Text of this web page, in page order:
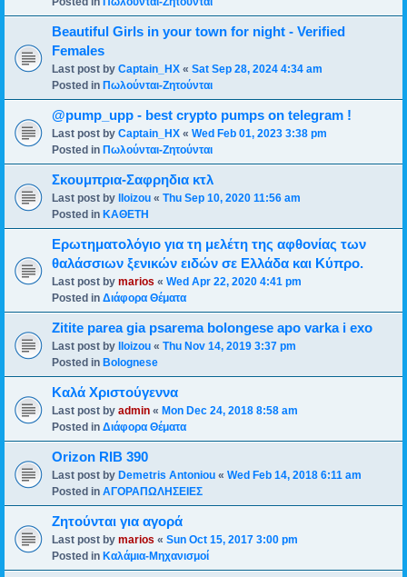
Beautiful Girls in your town for night - Verified
Females
Last post by Captain_HX « Sat Sep 28, 2024 4:34 am
Posted in Πωλούνται-Ζητούνται
@pump_upp - best crypto pumps on telegram !
Last post by Captain_HX « Wed Feb 01, 2023 3:38 pm
Posted in Πωλούνται-Ζητούνται
Σκουμπρια-Σαφρηδια κτλ
Last post by lloizou « Thu Sep 10, 2020 11:56 am
Posted in ΚΑΘΕΤΗ
Ερωτηματολόγιο για τη μελέτη της αφθονίας των
θαλάσσιων ξενικών ειδών σε Ελλάδα και Κύπρο.
Last post by marios « Wed Apr 22, 2020 4:41 pm
Posted in Διάφορα Θέματα
Zitite parea gia psarema bolongese apo varka i exo
Last post by lloizou « Thu Nov 14, 2019 3:37 pm
Posted in Bolognese
Καλά Χριστούγεννα
Last post by admin « Mon Dec 24, 2018 8:58 am
Posted in Διάφορα Θέματα
Orizon RIB 390
Last post by Demetris Antoniou « Wed Feb 14, 2018 6:11 am
Posted in ΑΓΟΡΑΠΩΛΗΣΕΙΕΣ
Ζητούνται για αγορά
Last post by marios « Sun Oct 15, 2017 3:00 pm
Posted in Καλάμια-Mηχανισμoί